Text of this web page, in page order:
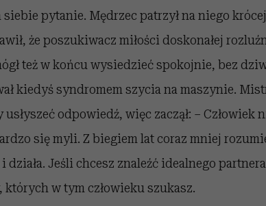
pytanie. Mędrzec patrzył na niego
że poszukiwacz miłości doskonałej
też w końcu wysiedzieć spokojnie, bez
kiedyś syndromem szycia na maszynie.
odpowiedź, więc zaczął: – Człowiek
się myli. Z biegiem lat coraz mniej
Jeśli chcesz znaleźć idealnego
których w tym człowieku szukasz.